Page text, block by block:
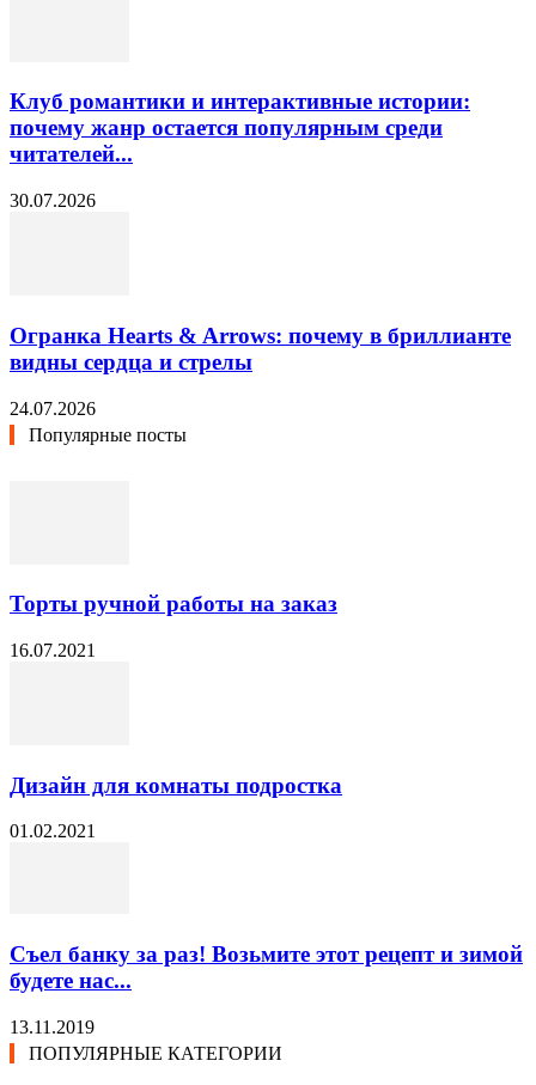
Клуб романтики и интерактивные истории:
почему жанр остается популярным среди
читателей...
30.07.2026
Огранка Hearts & Arrows: почему в бриллианте
видны сердца и стрелы
24.07.2026
Популярные посты
Торты ручной работы на заказ
16.07.2021
Дизайн для комнаты подростка
01.02.2021
Съел банку за раз! Возьмите этот рецепт и зимой
будете нас...
13.11.2019
ПОПУЛЯРНЫЕ КАТЕГОРИИ